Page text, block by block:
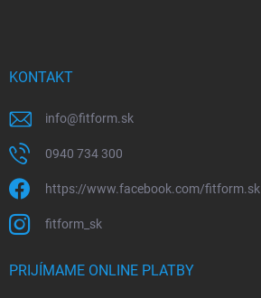
KONTAKT
info@fitform.sk
0940 734 300
https://www.facebook.com/fitform.sk
fitform_sk
PRIJÍMAME ONLINE PLATBY